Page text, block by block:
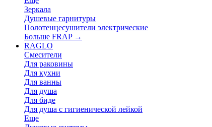
Зеркала
Душевые гарнитуры
Полотенцесушители электрические
Больше FRAP →
RAGLO
Смесители
Для раковины
Для кухни
Для ванны
Для душа
Для биде
Для душа с гигиенической лейкой
Еще